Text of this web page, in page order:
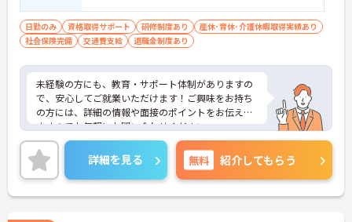
日勤のみ 資格取得サポート 研修制度あり
産休･育休･介護休暇取得実績あり
社会保険完備
交通費支給 退職金制度あり
未経験の方にも、教育・サポート体制がありますの
で、安心してご就業いただけます！ご興味をお持ち
の方には、詳細の情報や面接のポイントをお伝えし
ますのでお気軽にお問い合わせください。
詳細を見る 無料 紹介してもらう